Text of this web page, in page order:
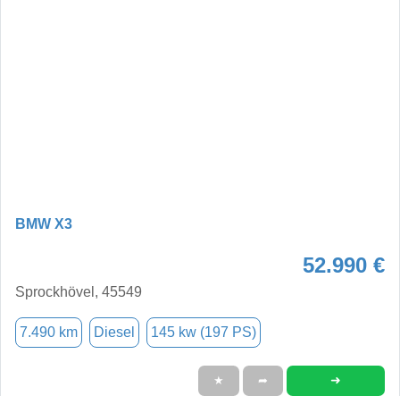
BMW X3
52.990 €
Sprockhövel, 45549
7.490 km Diesel 145 kw (197 PS)
★ ➦ ➜